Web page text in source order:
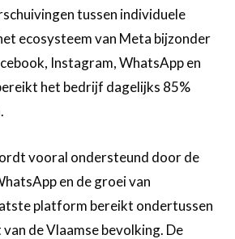
tussen individuele
ecosysteem van Meta bijzonder
Instagram, WhatsApp en
het bedrijf dagelijks 85%
vooral ondersteund door de
en de groei van
platform bereikt ondertussen
de Vlaamse bevolking. De